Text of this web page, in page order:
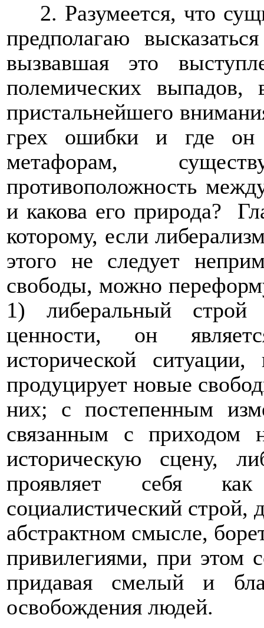
2. Разумеется, что
предполагаю
вызвавшая это
полемических выпадов,
пристальнейшего
грех ошибки и где он
метафорам,
противоположность
и какова его природа?
которому, если
этого не следует
свободы, можно
1) либеральный строй
ценности, он
исторической
продуцирует новые
них; с постепенным
связанным с приходом
историческую сцену,
проявляет себя
социалистический строй,
абстрактном смысле,
привилегиями, при этом
придавая смелый и
освобождения людей.